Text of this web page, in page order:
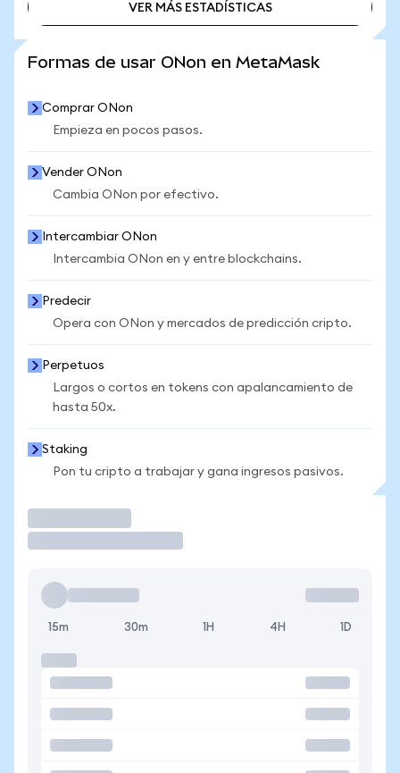
VER MÁS ESTADÍSTICAS
Formas de usar ONon en MetaMask
Comprar ONon
Empieza en pocos pasos.
Vender ONon
Cambia ONon por efectivo.
Intercambiar ONon
Intercambia ONon en y entre blockchains.
Predecir
Opera con ONon y mercados de predicción cripto.
Perpetuos
Largos o cortos en tokens con apalancamiento de
hasta 50x.
Staking
Pon tu cripto a trabajar y gana ingresos pasivos.
15m 30m 1H 4H 1D